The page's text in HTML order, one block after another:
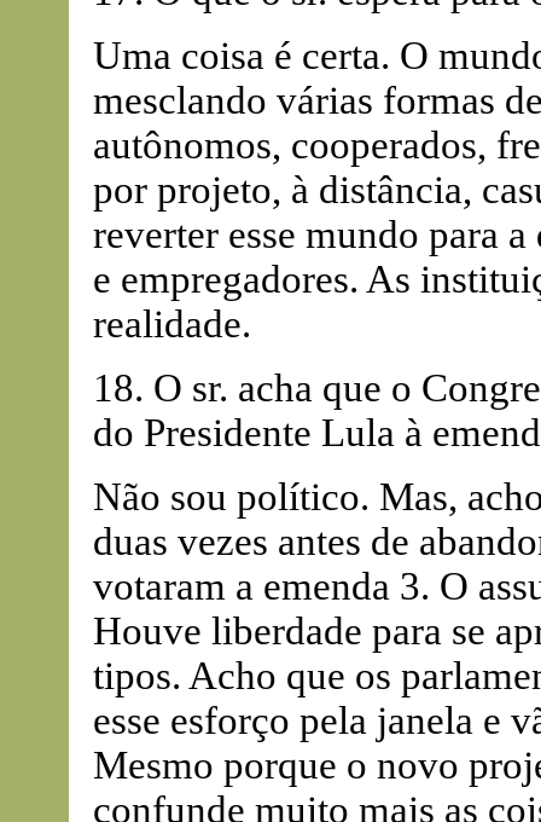
Uma coisa é certa. O
mesclando várias formas
autônomos, cooperados,
por projeto, à distância,
reverter esse mundo para
e empregadores. As
realidade.
18. O sr. acha que o
do Presidente Lula à
Não sou político. Mas,
duas vezes antes de
votaram a emenda 3. O
Houve liberdade para se
tipos. Acho que os
esse esforço pela janela e
Mesmo porque o novo
confunde muito mais as